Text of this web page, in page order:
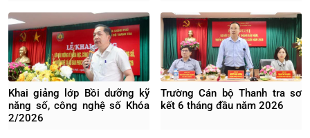
doanh nghiệp"
Khai giảng lớp Bồi dưỡng kỹ
năng số, công nghệ số Khóa
2/2026
Trường Cán bộ Thanh tra sơ
kết 6 tháng đầu năm 2026